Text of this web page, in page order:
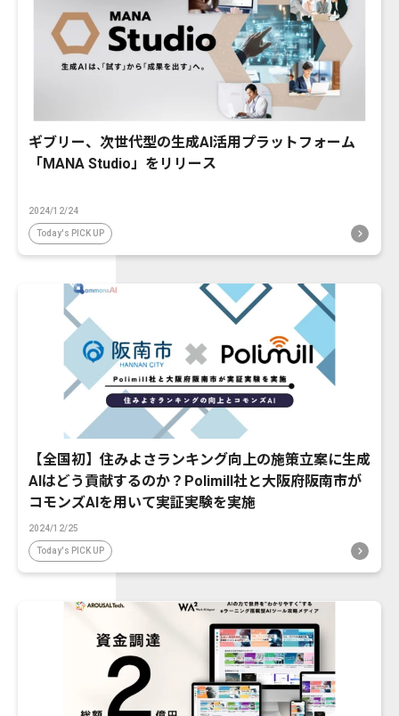
ギブリー、次世代型の生成AI活用プラットフォーム
「MANA Studio」をリリース
2024/12/24
Today's PICK UP
【全国初】住みよさランキング向上の施策立案に生成
AIはどう貢献するのか？Polimill社と大阪府阪南市が
コモンズAIを用いて実証実験を実施
2024/12/25
Today's PICK UP